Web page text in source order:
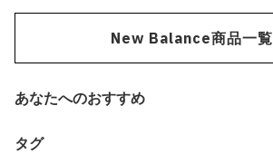
New Balance商品一覧
あなたへのおすすめ
タグ